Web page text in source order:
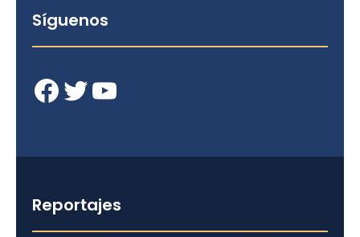
Síguenos
Facebook Twitter YouTube
Reportajes